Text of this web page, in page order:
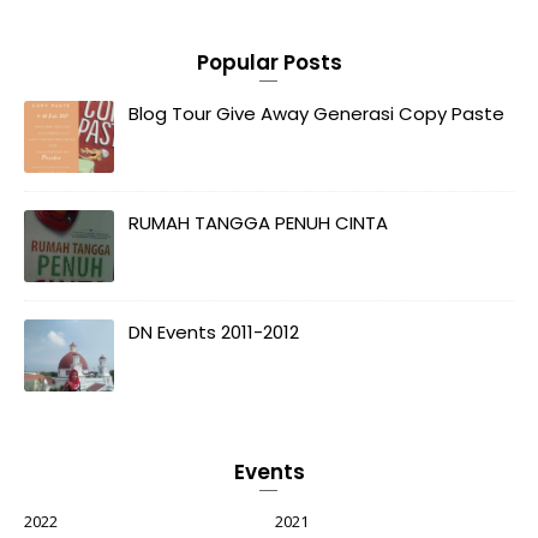
Popular Posts
Blog Tour Give Away Generasi Copy Paste
RUMAH TANGGA PENUH CINTA
DN Events 2011-2012
Events
2022
2021